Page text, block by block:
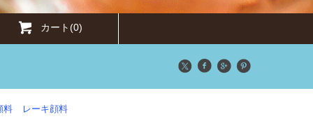
カート(0)
料 レーキ顔料